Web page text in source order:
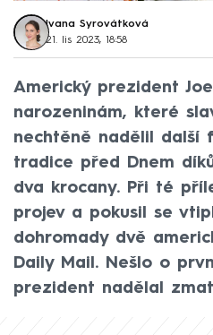
Ivana Syrovátková
21. lis 2023, 18:58
Americký prezident
narozeninám, které
nechtěně nadělil další
tradice před Dnem
dva krocany. Při té
projev a pokusil se
dohromady dvě
Daily Mail. Nešlo o
prezident nadělal